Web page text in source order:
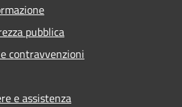
pubblica
contravvenzioni
e assistenza